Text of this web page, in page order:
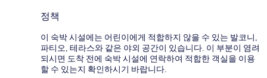
정책
이 숙박 시설에는 어린이에게 적합하지 않을 수 있는 발코니,
파티오, 테라스와 같은 야외 공간이 있습니다. 이 부분이 염려
되시면 도착 전에 숙박 시설에 연락하여 적합한 객실을 이용
할 수 있는지 확인하시기 바랍니다.